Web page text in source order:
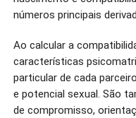
números principais
Ao calcular a
características
particular de cada
e potencial sexual. São
de compromisso,